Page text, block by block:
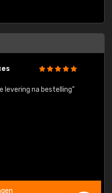
levering na bestelling"